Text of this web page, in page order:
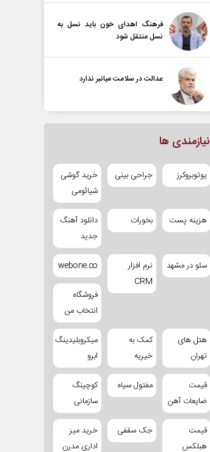
فرهنگ اهدای خون باید نسل به
نسل منتقل شود
عدالت در سلامت میانبر ندارد
نیازمندی ها
یوتوبروکرز جراحی بینی
خرید گوشی
شیائومی
هزینه پست بخورات
دانلود آهنگ
جدید
سئو در مشهد
نرم افزار
CRM
webone.co
فروشگاه
انتخاب من
هتل های
تهران
کمک به
خیریه
میکروبلیدینگ
ابرو
قیمت
ضایعات آهن
مفتول سیاه
کوچینگ
سازمانی
قیمت
هبلکس
جک سقفی
خرید میز
اداری مدرن